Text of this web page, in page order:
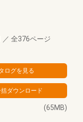
／ 全376ページ
(65MB)